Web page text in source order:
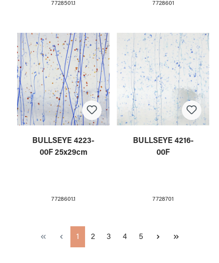
7728501.1 7728601
BULLSEYE 4223-
00F 25x29cm
7728601.1
BULLSEYE 4216-
00F
7728701
Seite
1 Seite
2 Seite
3 Seite
4 Seite
5